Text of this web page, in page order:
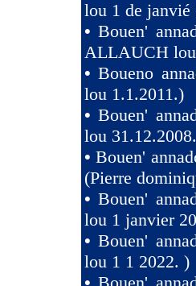
lou 1 de janvié
•Bouen'
ALLAUCH
•Boueno
lou 1.1.2011.)
•Bouen'
lou
•Bouen'
(Pierre
•Bouen'
lou 1 janvier
•Bouen'
lou 1 1 2022. )